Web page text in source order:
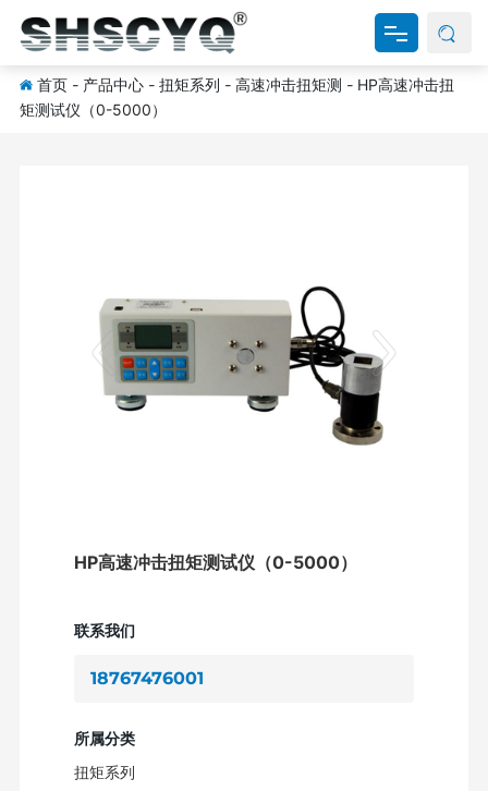
网站首页
首页 - 产品中心 - 扭矩系列 - 高速冲击扭矩测 - HP高速冲击扭
矩测试仪（0-5000）
HP高速冲击扭矩测试仪（0-5000）
联系我们
18767476001
所属分类
扭矩系列